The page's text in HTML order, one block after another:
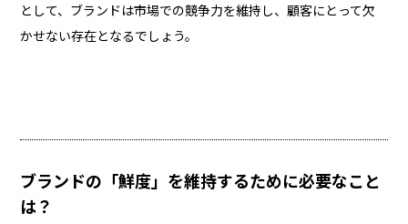
として、ブランドは市場での競争力を維持し、顧客にとって欠
かせない存在となるでしょう。
ブランドの「鮮度」を維持するために必要なこと
は？